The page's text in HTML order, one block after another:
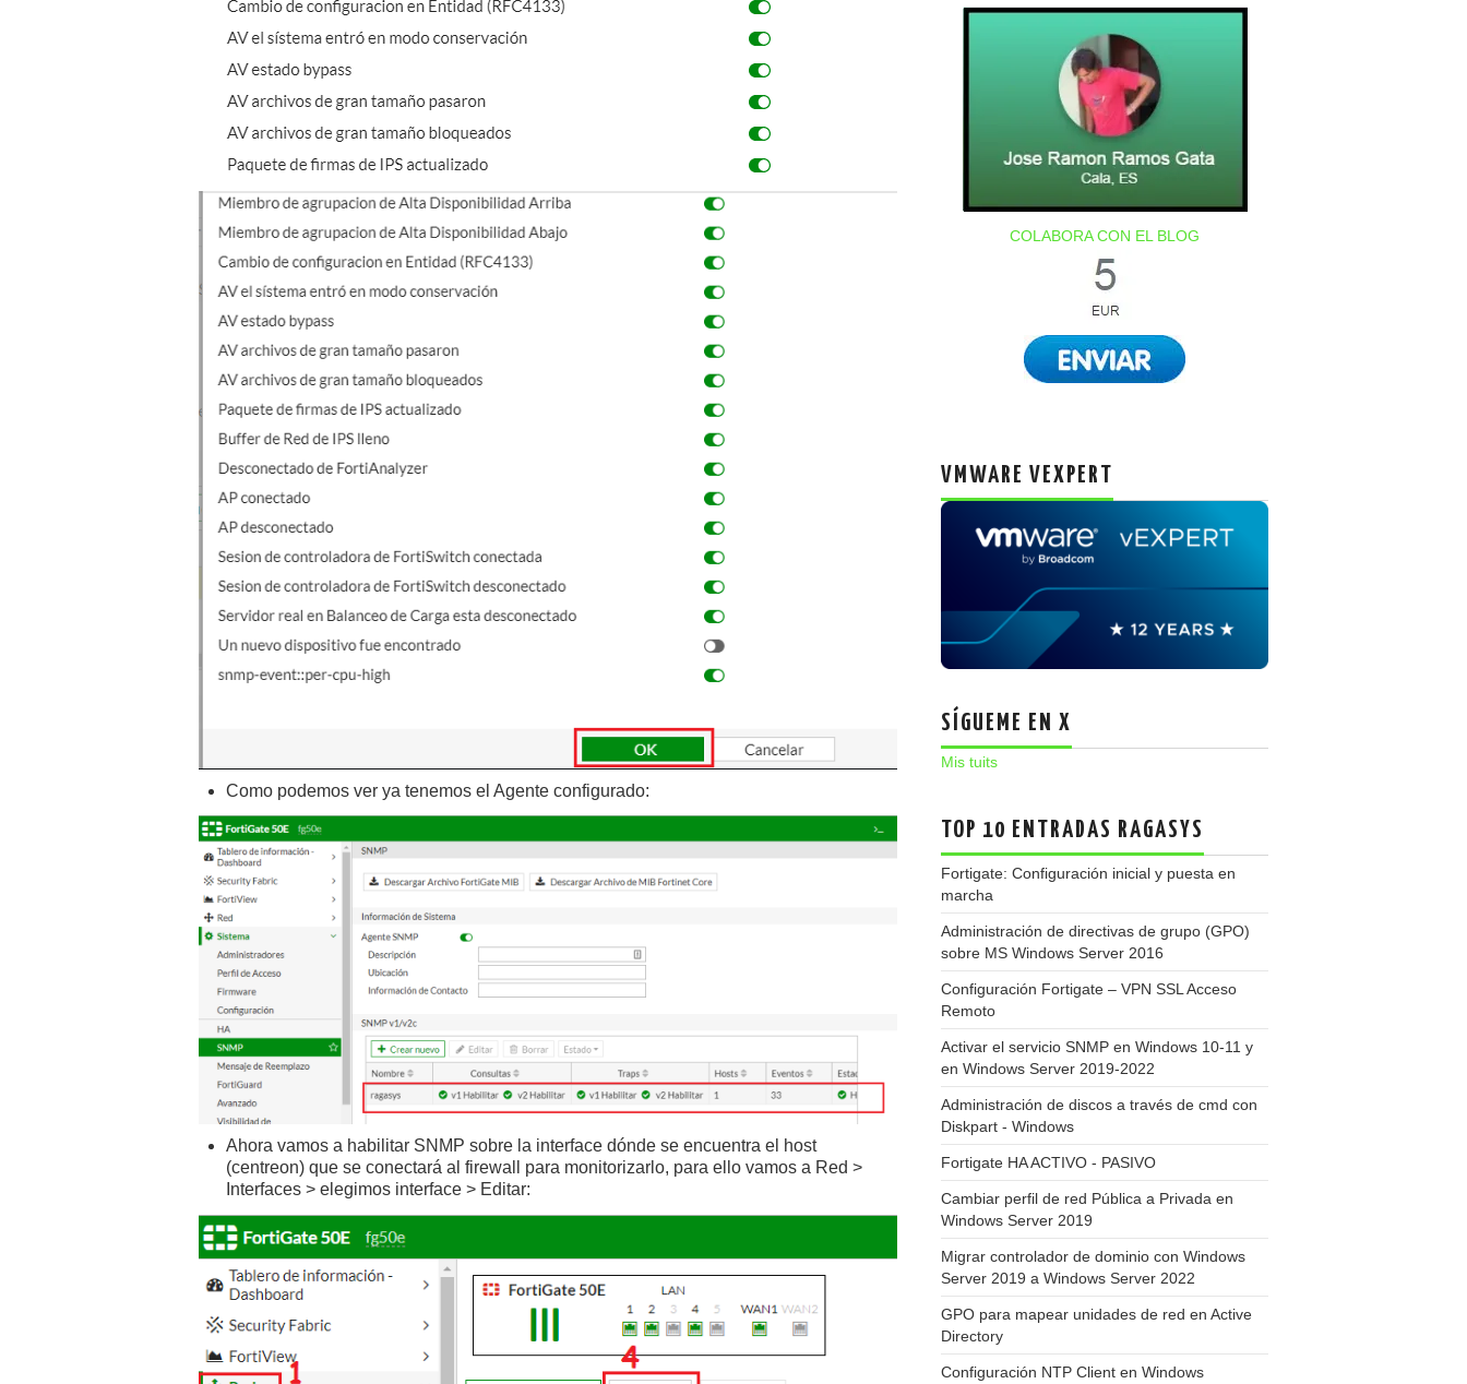
Como podemos ver ya tenemos el Agente configurado:
Ahora vamos a habilitar SNMP sobre la interface dónde se encuentra el host
(centreon) que se conectará al firewall para monitorizarlo, para ello vamos a Red >
Interfaces > elegimos interface > Editar:
COLABORA CON EL BLOG
VMWARE VEXPERT
SÍGUEME EN X
Mis tuits
TOP 10 ENTRADAS RAGASYS
Fortigate: Configuración inicial y puesta en
marcha
Administración de directivas de grupo (GPO)
sobre MS Windows Server 2016
Configuración Fortigate – VPN SSL Acceso
Remoto
Activar el servicio SNMP en Windows 10-11 y
en Windows Server 2019-2022
Administración de discos a través de cmd con
Diskpart - Windows
Fortigate HA ACTIVO - PASIVO
Cambiar perfil de red Pública a Privada en
Windows Server 2019
Migrar controlador de dominio con Windows
Server 2019 a Windows Server 2022
GPO para mapear unidades de red en Active
Directory
Configuración NTP Client en Windows